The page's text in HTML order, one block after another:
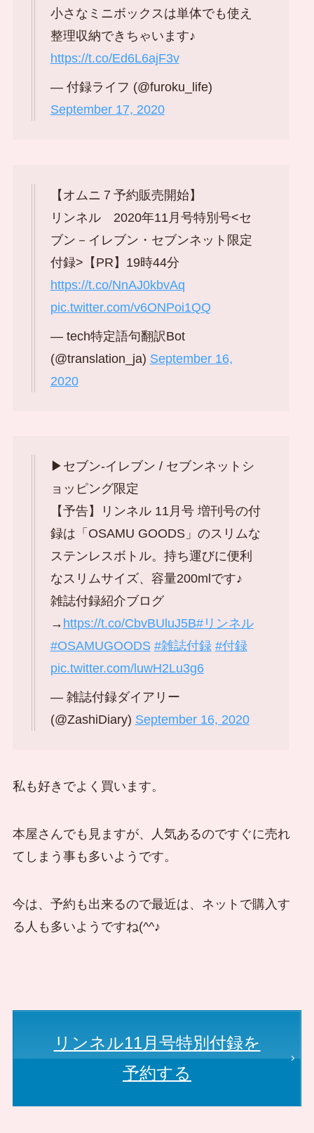
小さなミニボックスは単体でも使え
整理収納できちゃいます♪
https://t.co/Ed6L6ajF3v
— 付録ライフ (@furoku_life)
September 17, 2020
【オムニ７予約販売開始】
リンネル 2020年11月号特別号<セ
ブン－イレブン・セブンネット限定
付録>【PR】19時44分
https://t.co/NnAJ0kbvAq
pic.twitter.com/v6ONPoi1QQ
— tech特定語句翻訳Bot
(@translation_ja) September 16,
2020
▶セブン‐イレブン / セブンネットシ
ョッピング限定
【予告】リンネル 11月号 増刊号の付
録は「OSAMU GOODS」のスリムな
ステンレスボトル。持ち運びに便利
なスリムサイズ、容量200mlです♪
雑誌付録紹介ブログ
→ https://t.co/CbvBUluJ5B#リンネル
#OSAMUGOODS #雑誌付録 #付録
pic.twitter.com/luwH2Lu3g6
— 雑誌付録ダイアリー
(@ZashiDiary) September 16, 2020
私も好きでよく買います。
本屋さんでも見ますが、人気あるのですぐに売れ
てしまう事も多いようです。
今は、予約も出来るので最近は、ネットで購入す
る人も多いようですね(^^♪
リンネル11月号特別付録を
予約する